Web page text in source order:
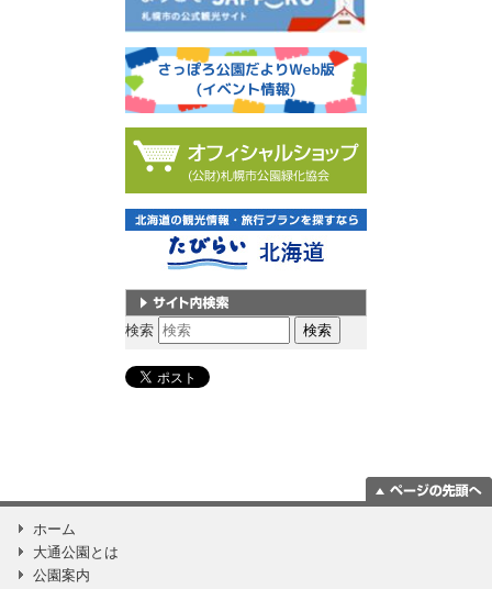
サイト内検索
検索
ホーム
大通公園とは
公園案内